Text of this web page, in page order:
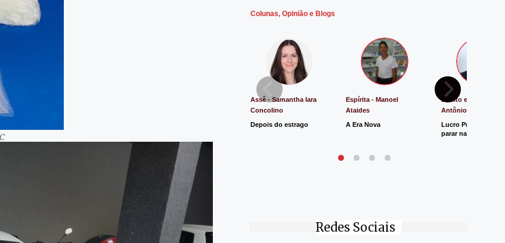
Colunas, Opinião e Blogs
Assê - Samantha Iara
Concolino
Depois do estrago
Espírita - Manoel
Ataides
A Era Nova
Direito e Justiça -
Antônio de Souza
Lucro Presumido
parar na Justiça
Redes Sociais